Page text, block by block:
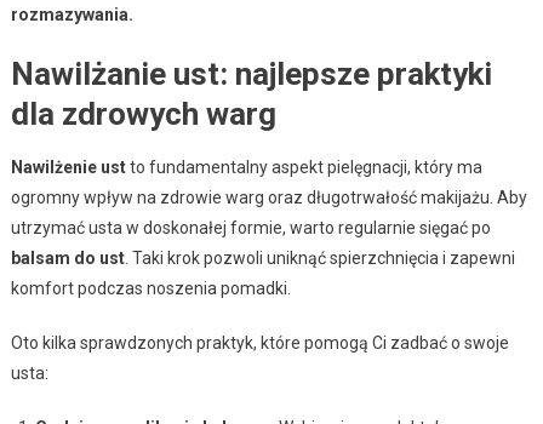
rozmazywania.
Nawilżanie ust: najlepsze praktyki
dla zdrowych warg
Nawilżenie ustto fundamentalny aspekt pielęgnacji, który ma
ogromny wpływ na zdrowie warg oraz długotrwałość makijażu. Aby
utrzymać usta w doskonałej formie, warto regularnie sięgać po
balsam do ust. Taki krok pozwoli uniknąć spierzchnięcia i zapewni
komfort podczas noszenia pomadki.
Oto kilka sprawdzonych praktyk, które pomogą Ci zadbać o swoje
usta: